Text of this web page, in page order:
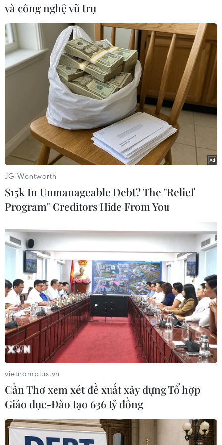
sử
Các mật khẩu bị rò rỉ xuất phát từ
sự kết hợp giữa các vụ vi phạm
dữ liệu cũ và mới, dựa trên việc
tổng hợp 8,4 tỷ mật khẩu bị rò rỉ
năm 2021 trong tệp dữ liệu có tên
RockYou2021.
(Vietnam+)
#binh sỹ Hàn Quốc #cho vay nặng lãi
#đầu tư tiền ảo
Hàn Quốc
và công nghệ vũ trụ
JG Wentworth
$15k In Unmanageable Debt? The "Relief
Program" Creditors Hide From You
vietnamplus.vn
Cần Thơ xem xét đề xuất xây dựng Tổ hợp
Giáo dục-Đào tạo 636 tỷ đồng